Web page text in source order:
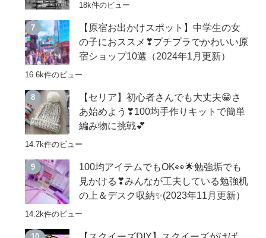
18k件のビュー
【原宿お出かけスポット】中学生の女
の子におススメ❣プチプラでかわいい原
宿ショップ10選（2024年1月更新）
16.6k件のビュー
【セリア】初心者さんでも大丈夫😁さ
あ始めよう❣100均手作りキットで簡単
編み物に挑戦💕
14.7k件のビュー
100均アイテムでもOK👀🌟勉強垢でも
見かける❣みんなが工夫している勉強机
の上＆デスク収納✨(2023年11月更新）
14.2k件のビュー